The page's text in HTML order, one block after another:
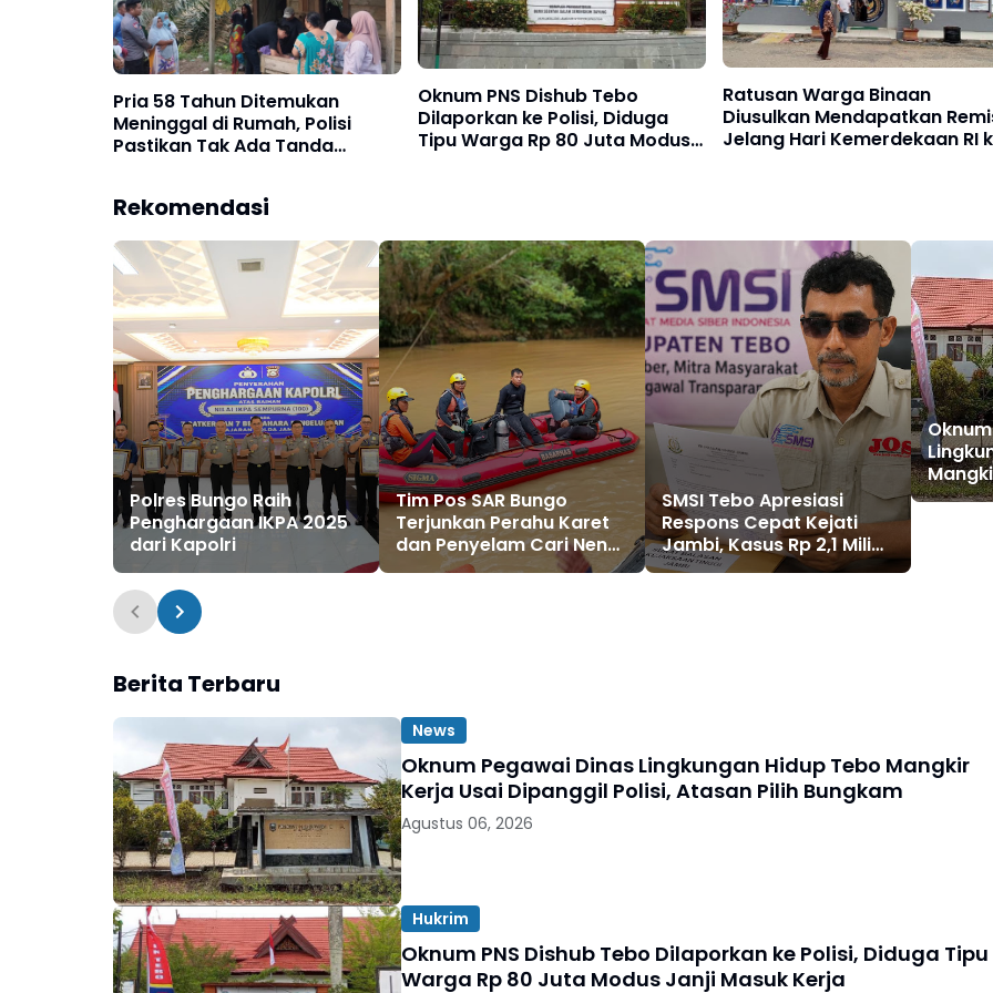
Pria 58 Tahun Ditemukan
Meninggal di Rumah, Polisi
Pastikan Tak Ada Tanda
Oknum PNS Dishub Tebo
Dilaporkan ke Polisi, Diduga
Tipu Warga Rp 80 Juta Modus
Ratusan Warga Binaan
Diusulkan Mendapatkan
Jelang Hari Kemerdekaan RI
Rekomendasi
Polres Bungo Raih
Penghargaan IKPA 2025
dari Kapolri
Tim Pos SAR Bungo
Terjunkan Perahu Karet
dan Penyelam Cari Nenek
Zaimah yang Tenggelam
SMSI Tebo Apresiasi
Respons Cepat Kejati
Jambi, Kasus Rp 2,1 Miliar
PUPR Tebo Kembali
Berita Terbaru
News
Oknum Pegawai Dinas Lingkungan Hidup Tebo Mangkir
Kerja Usai Dipanggil Polisi, Atasan Pilih Bungkam
Agustus 06, 2026
Hukrim
Oknum PNS Dishub Tebo Dilaporkan ke Polisi, Diduga Tipu
Warga Rp 80 Juta Modus Janji Masuk Kerja